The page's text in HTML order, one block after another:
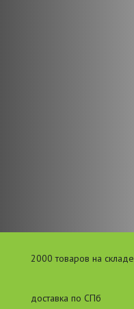
2000 товаров на складе
доставка по СПб